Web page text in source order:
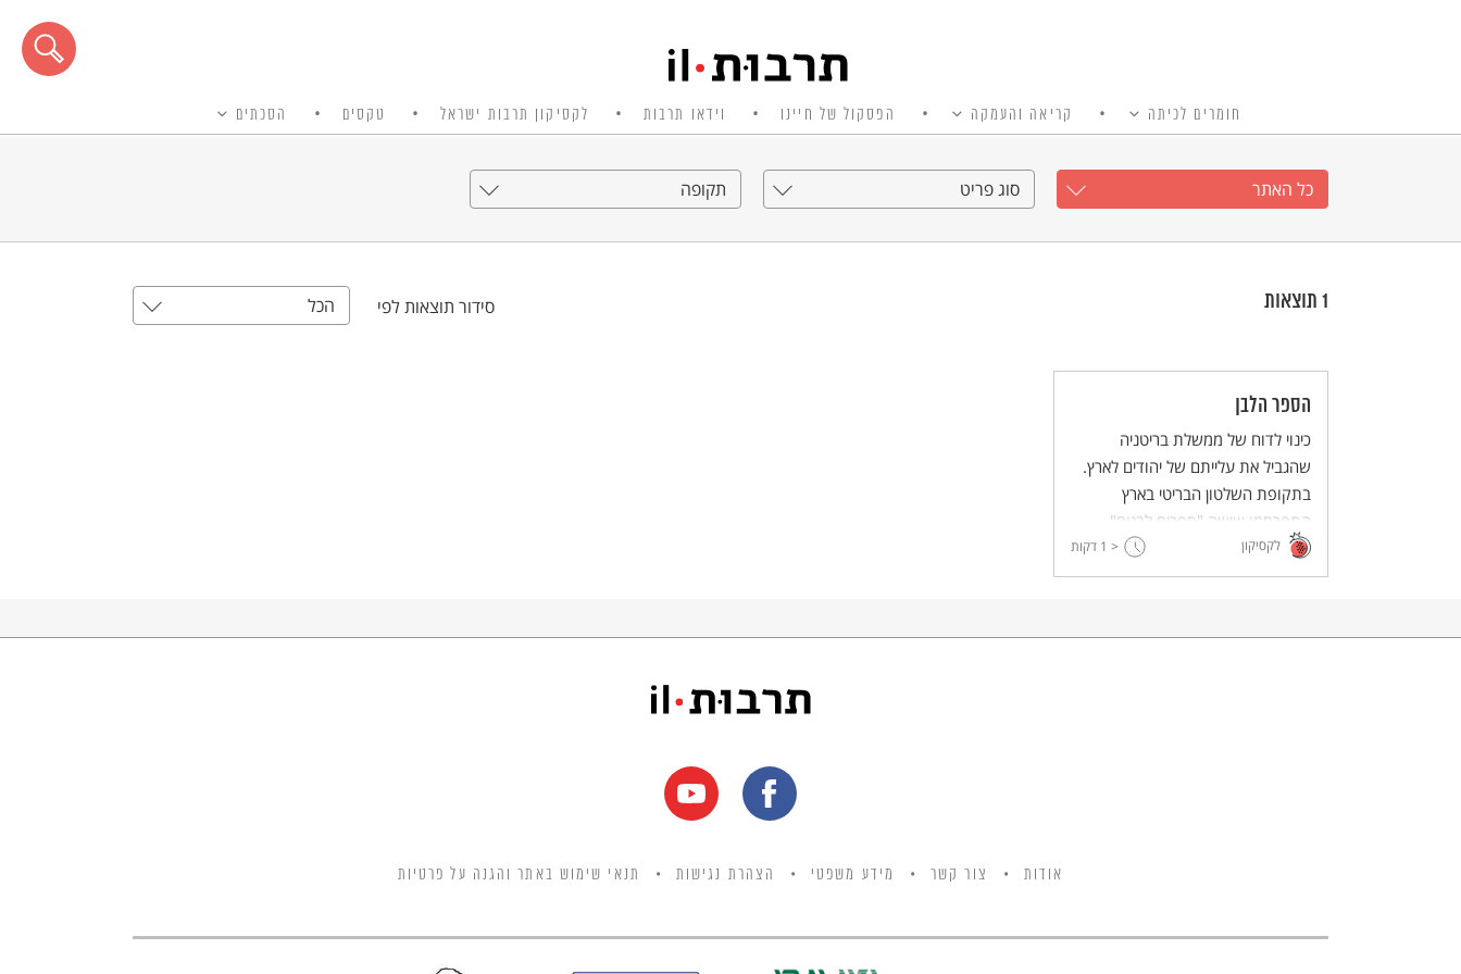
חומרים לכיתה קריאה והעמקה הפסקול של חיינו וידאו תרבות לקסיקון תרבות ישראל טקסים הסכתים
כל האתר סוג פריט תקופה
1 תוצאות סידור תוצאות לפי הכל
הספר הלבן
כינוי לדוח של ממשלת בריטניה
שהגביל את עלייתם של יהודים לארץ.
בתקופת השלטון הבריטי בארץ
התפרסמו שישה "ספרים לבנים",
האחרון והקשה שבהם – בשנת
1939, במהלך השואה.
לקסיקון < 1 דקות
אודות צור קשר מידע משפטי הצהרת נגישות תנאי שימוש באתר והגנה על פרטיות